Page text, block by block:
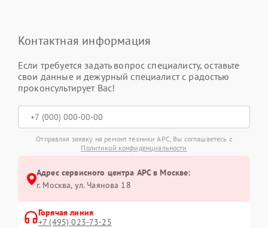
Контактная информация
Если требуется задать вопрос специалисту, оставьте
свои данные и дежурный специалист с радостью
проконсультирует Вас!
Отправляя заявку на ремонт техники APC, Вы соглашаетесь с
Политикой конфиденциальности
Адрес сервисного центра APC в Москве:
г. Москва, ул. Чаянова 18
Горячая линия
+7 (495) 023-73-25